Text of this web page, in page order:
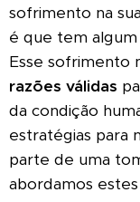
sofrimento na
é que tem
Esse sofrimento
razões válidas
da condição
estratégias para
parte de uma
abordamos estes